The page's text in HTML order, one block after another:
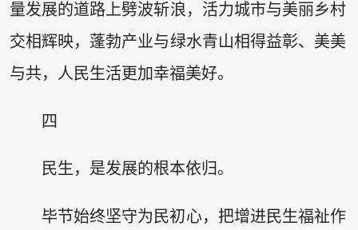
量发展的道路上劈波斩浪，活力城市与美丽乡村
交相辉映，蓬勃产业与绿水青山相得益彰、美美
与共，人民生活更加幸福美好。
四
民生，是发展的根本依归。
毕节始终坚守为民初心，把增进民生福祉作